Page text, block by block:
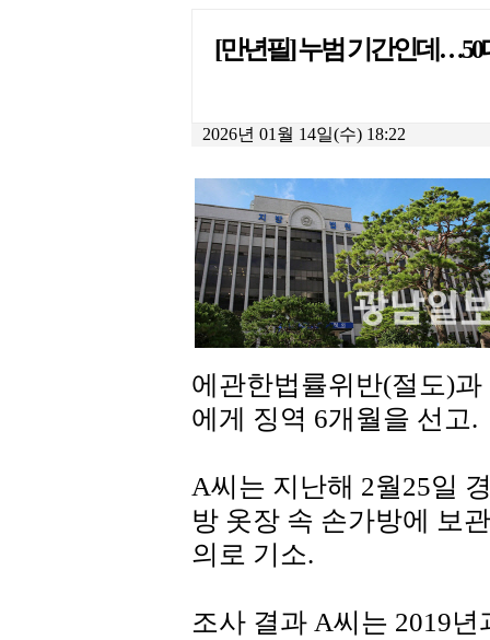
[만년필] 누범 기간인데…50
2026년 01월 14일(수) 18:22
에관한법률위반(절도)
에게 징역 6개월을 선고.
A씨는 지난해 2월25일
방 옷장 속 손가방에 보
의로 기소.
조사 결과 A씨는 2019년